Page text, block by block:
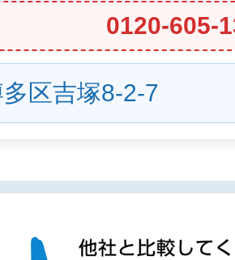
0120-605-
区吉塚8-2-7